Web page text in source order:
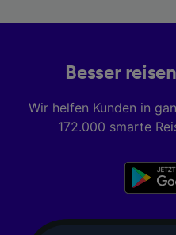
Besser
Wir helfen Kunden in
172.000 smarte